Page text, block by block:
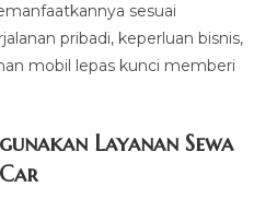
sesuai
pribadi, keperluan bisnis,
mobil lepas kunci memberi
Layanan Sewa